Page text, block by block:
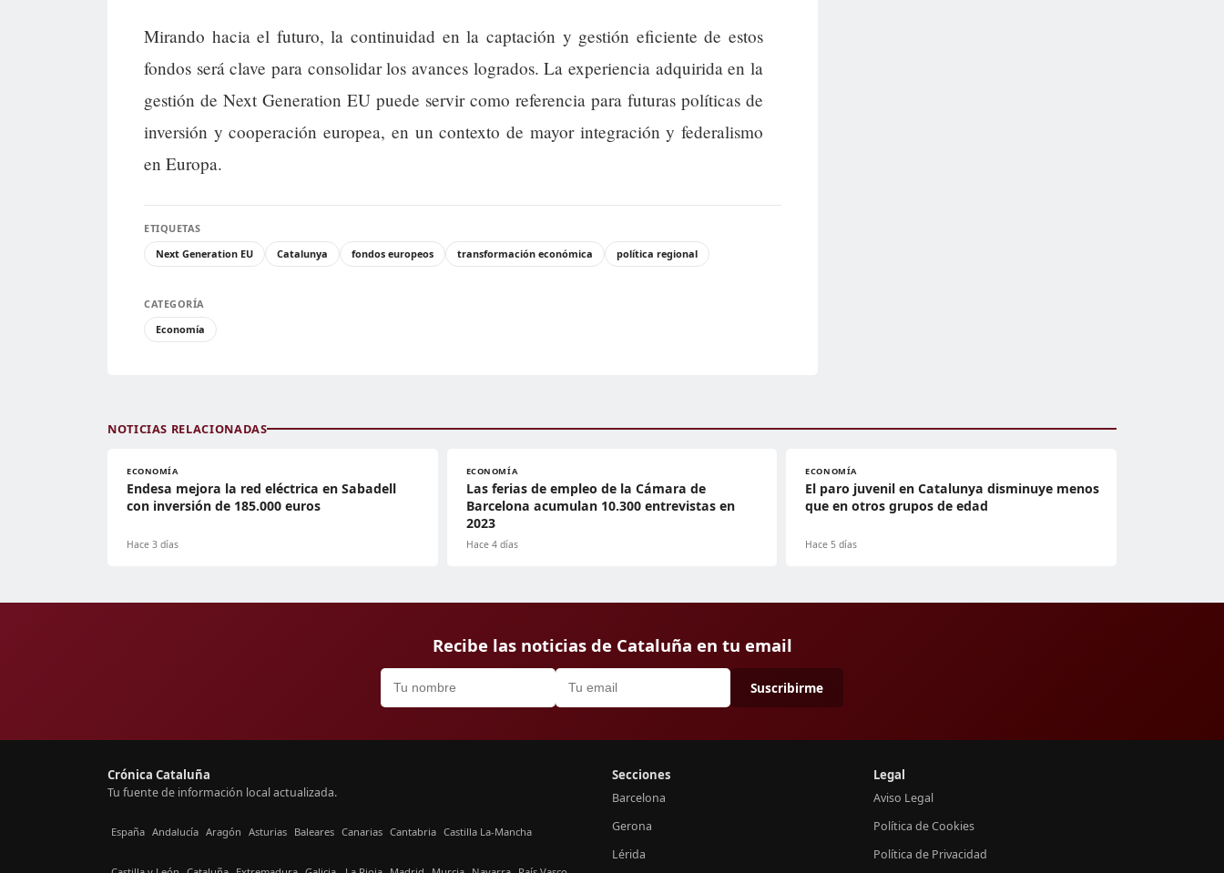
Mirando hacia el futuro, la continuidad en la captación y gestión eficiente de estos
fondos será clave para consolidar los avances logrados. La experiencia adquirida en la
gestión de Next Generation EU puede servir como referencia para futuras políticas de
inversión y cooperación europea, en un contexto de mayor integración y federalismo
en Europa.
ETIQUETAS
Next Generation EU
Catalunya fondos europeos transformación económica política regional
CATEGORÍA
Economía
NOTICIAS RELACIONADAS
ECONOMÍA
Endesa mejora la red eléctrica en Sabadell
con inversión de 185.000 euros
Hace 3 días
ECONOMÍA
Las ferias de empleo de la Cámara de
Barcelona acumulan 10.300 entrevistas en
2023
Hace 4 días
ECONOMÍA
El paro juvenil en Catalunya disminuye menos
que en otros grupos de edad
Hace 5 días
Recibe las noticias de Cataluña en tu email
Suscribirme
Crónica Cataluña
Tu fuente de información local actualizada.
España Andalucía Aragón Asturias Baleares Canarias Cantabria Castilla La-Mancha
Secciones
Barcelona
Gerona
Lérida
Legal
Aviso Legal
Política de Cookies
Política de Privacidad